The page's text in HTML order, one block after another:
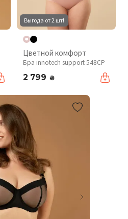
Выгода от 2 шт!
Цветной комфорт
Бра innotech support 548CP
2 799 ₴